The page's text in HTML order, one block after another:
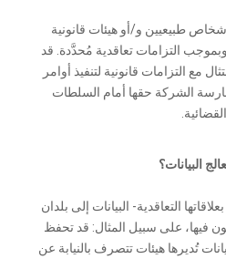
طبيعيين و/أو هيئات قانونية
التزامات تعاقدية مُحدَّدة. قد
مع التزامات قانونية لتنفيذ أوامر
الشركة حقها أمام السلطات
القضائية.
البيانات؟
التعاقدية- البيانات إلى بلدان
فيها، على سبيل المثال: قد تحفظ
تُديرها هيئات تتصرف بالنيابة عن